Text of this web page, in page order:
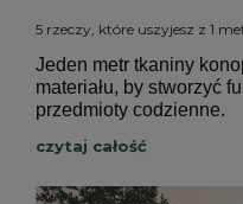
5 rzeczy, które uszyjesz z 1
Jeden metr tkaniny
materiału, by stworzyć
przedmioty codzienne.
czytaj całość